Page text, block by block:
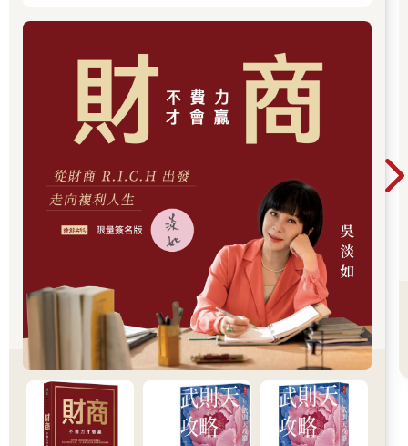
增加貨幣供給量，不如提升貨幣的流通速度。她提出一項新構
想，即將原本被束縛在對沖基金與逆回購機制中的資金動員起
來，藉此發行國債，再將籌得的資金分配給政府所扶植的核心產
透過這項策略，政府不僅能穩定地彌補財政赤字，還能維持國債
一般而言，政府為了填補財政缺口會發行國債，由民間投資者或
金融機構購買。這筆資金便會從民間銀行的準備金帳戶流向政府
帳戶。待政府動用這筆資金進行支出時，資金再度流回民間銀行
系統。最終，準備金帳戶中的總額不會有實質變化。
換句話說，當國債由民間投資人認購時，整體經濟中的貨幣供給
當然，政府支出帶來的連鎖反應也可能促使銀行放款增加，進而
間接提升 M2（廣義貨幣供給量）。M2 是衡量一國貨幣供應狀況
的重要指標，反映出流通中資金的總量。
值得注意的是，與一般常識不同，政府赤字本身並不會直接影響
貨幣總量。它的本質，是資金在不同部門（從 A 群體移向 B 群
體）之間的重新分配過程。
然而，若是聯準會直接購買國債，那麼這筆資產將被納入聯準會
的資產負債表，並把對應的金額存入商業銀行的準備金帳戶。如